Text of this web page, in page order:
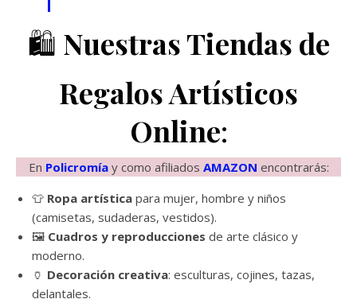
🛍️ Nuestras Tiendas de
Regalos Artísticos
Online:
En Policromíay como afiliados AMAZON encontrarás:
👕 Ropa artística para mujer, hombre y niños
(camisetas, sudaderas, vestidos).
🖼️ Cuadros y reproducciones de arte clásico y
moderno.
🏺 Decoración creativa: esculturas, cojines, tazas,
delantales.